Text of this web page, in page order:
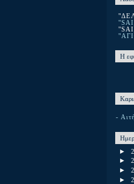
Η
-
►
►
►
►